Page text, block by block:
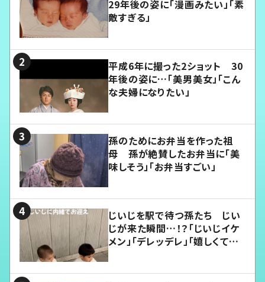
29年後の姿に「漫画みたい」「素
敵すぎる」
平成6年に撮った2ショット 30
年後の姿に…「美男美女」「こん
な夫婦になりたい」
孫のためにお弁当を作った祖
母 孫が絶賛したお弁当に「美
味しそう」「お弁当すごい」
じいじを駅で待つ孫たち じい
じが来た瞬間…！？「じいじイケ
メン」「デレッデレ」「嬉しくて可